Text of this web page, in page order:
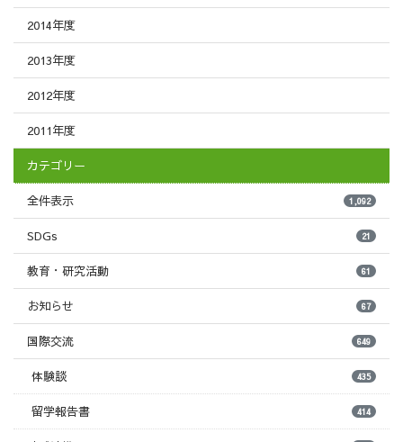
2014年度
2013年度
2012年度
2011年度
カテゴリー
全件表示 1,092
SDGs 21
教育・研究活動 61
お知らせ 67
国際交流 649
体験談 435
留学報告書 414